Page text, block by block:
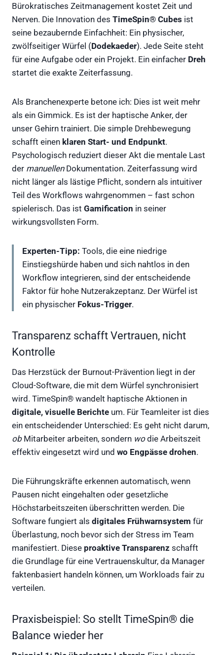
Bürokratisches Zeitmanagement kostet Zeit und
Nerven. Die Innovation des TimeSpin® Cubes ist
seine bezaubernde Einfachheit: Ein physischer,
zwölfseitiger Würfel (Dodekaeder). Jede Seite steht
für eine Aufgabe oder ein Projekt. Ein einfacher Dreh
startet die exakte Zeiterfassung.
Als Branchenexperte betone ich: Dies ist weit mehr
als ein Gimmick. Es ist der haptische Anker, der
unser Gehirn trainiert. Die simple Drehbewegung
schafft einen klaren Start- und Endpunkt.
Psychologisch reduziert dieser Akt die mentale Last
der manuellenDokumentation. Zeiterfassung wird
nicht länger als lästige Pflicht, sondern als intuitiver
Teil des Workflows wahrgenommen – fast schon
spielerisch. Das ist Gamification in seiner
wirkungsvollsten Form.
Experten-Tipp: Tools, die eine niedrige
Einstiegshürde haben und sich nahtlos in den
Workflow integrieren, sind der entscheidende
Faktor für hohe Nutzerakzeptanz. Der Würfel ist
ein physischer Fokus-Trigger.
Transparenz schafft Vertrauen, nicht
Kontrolle
Das Herzstück der Burnout-Prävention liegt in der
Cloud-Software, die mit dem Würfel synchronisiert
wird. TimeSpin® wandelt haptische Aktionen in
digitale, visuelle Berichte um. Für Teamleiter ist dies
ein entscheidender Unterschied: Es geht nicht darum,
obMitarbeiter arbeiten, sondern wodie Arbeitszeit
effektiv eingesetzt wird und wo Engpässe drohen.
Die Führungskräfte erkennen automatisch, wenn
Pausen nicht eingehalten oder gesetzliche
Höchstarbeitszeiten überschritten werden. Die
Software fungiert als digitales Frühwarnsystem für
Überlastung, noch bevor sich der Stress im Team
manifestiert. Diese proaktive Transparenz schafft
die Grundlage für eine Vertrauenskultur, da Manager
faktenbasiert handeln können, um Workloads fair zu
verteilen.
Praxisbeispiel: So stellt TimeSpin® die
Balance wieder her